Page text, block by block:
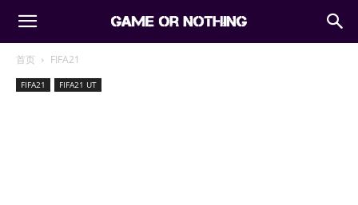
首页 FIFA21
FIFA21 FIFA21 UT